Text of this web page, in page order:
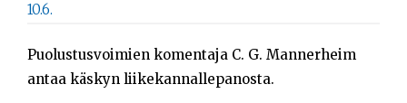
10.6.
Puolustusvoimien komentaja C. G. Mannerheim
antaa käskyn liikekannallepanosta.